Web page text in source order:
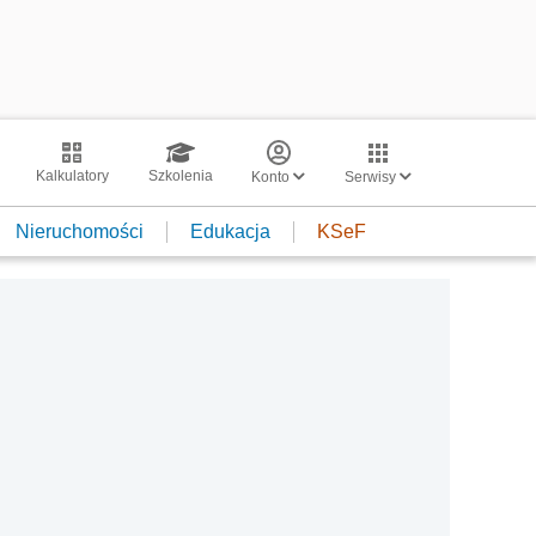
Kalkulatory Szkolenia Konto Serwisy
Nieruchomości Edukacja KSeF